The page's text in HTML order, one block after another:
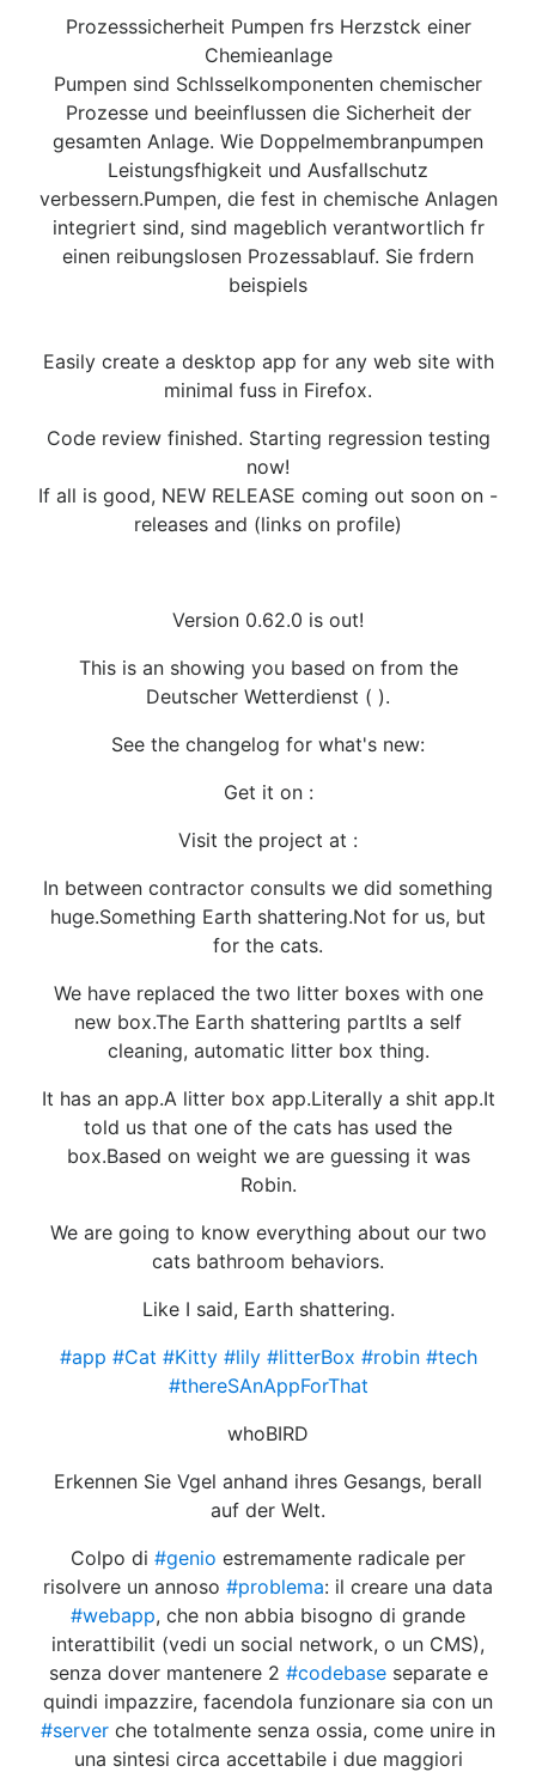
Prozesssicherheit Pumpen frs Herzstck einer
Chemieanlage
Pumpen sind Schlsselkomponenten chemischer
Prozesse und beeinflussen die Sicherheit der
gesamten Anlage. Wie Doppelmembranpumpen
Leistungsfhigkeit und Ausfallschutz
verbessern.Pumpen, die fest in chemische Anlagen
integriert sind, sind mageblich verantwortlich fr
einen reibungslosen Prozessablauf. Sie frdern
beispiels
Easily create a desktop app for any web site with
minimal fuss in Firefox.
Code review finished. Starting regression testing
now!
If all is good, NEW RELEASE coming out soon on -
releases and (links on profile)
Version 0.62.0 is out!
This is an showing you based on from the
Deutscher Wetterdienst ( ).
See the changelog for what's new:
Get it on :
Visit the project at :
In between contractor consults we did something
huge.Something Earth shattering.Not for us, but
for the cats.
We have replaced the two litter boxes with one
new box.The Earth shattering partIts a self
cleaning, automatic litter box thing.
It has an app.A litter box app.Literally a shit app.It
told us that one of the cats has used the
box.Based on weight we are guessing it was
Robin.
We are going to know everything about our two
cats bathroom behaviors.
Like I said, Earth shattering.
#app #Cat #Kitty #lily #litterBox #robin #tech
#thereSAnAppForThat
whoBIRD
Erkennen Sie Vgel anhand ihres Gesangs, berall
auf der Welt.
Colpo di #genio estremamente radicale per
risolvere un annoso #problema: il creare una data
#webapp, che non abbia bisogno di grande
interattibilit (vedi un social network, o un CMS),
senza dover mantenere 2 #codebaseseparate e
quindi impazzire, facendola funzionare sia con un
#server che totalmente senza ossia, come unire in
una sintesi circa accettabile i due maggiori